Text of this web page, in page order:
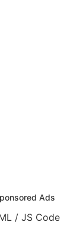
Ads
/ JS Code